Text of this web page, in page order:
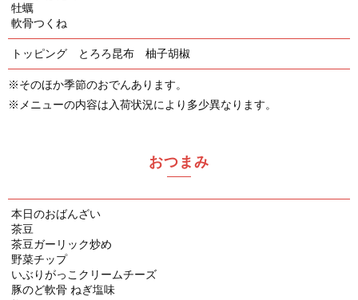
牡蠣
軟骨つくね
トッピング とろろ昆布 柚子胡椒
※そのほか季節のおでんあります。
※メニューの内容は入荷状況により多少異なります。
おつまみ
本日のおばんざい
茶豆
茶豆ガーリック炒め
野菜チップ
いぶりがっこクリームチーズ
豚のど軟骨 ねぎ塩味